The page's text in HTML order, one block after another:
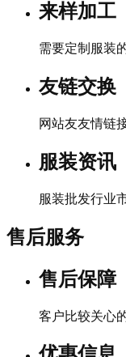
来样加工
需要定制服装
友链交换
网站友友情链
服装资讯
服装批发行业
售后服务
售后保障
客户比较关心